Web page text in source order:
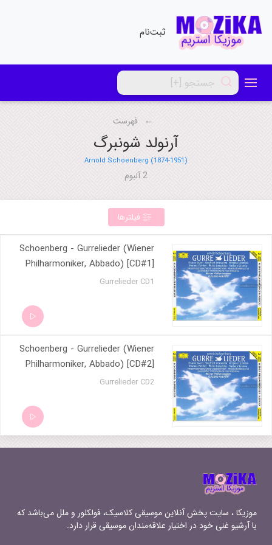
ثبت‌نام
فهرست
آرنولد شونبرگ
Arnold Schoenberg (1874-1951)
فیلترها
Schoenberg - Gurrelieder (Wiener
Philharmoniker, Abbado) [CD#1]
Gurrelieder CD1
Schoenberg - Gurrelieder (Wiener
Philharmoniker, Abbado) [CD#2]
Gurrelieder CD2
موزیکا ، سایت پخش آنلاین موسیقی کلاسیک، فولکلور و ملل می‌باشد که
با آرشیو غنی خود در اختیار علاقه‌مندان موسیقی قرار دارد.